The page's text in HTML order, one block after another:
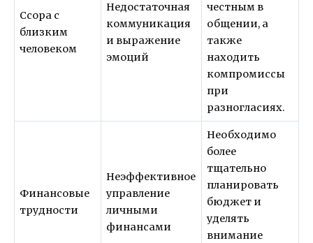
Ссора с
близким
человеком
Недостаточная
коммуникация
и выражение
эмоций
честным в
общении, а
также
находить
компромиссы
при
разногласиях.
Финансовые
трудности
Неэффективное
управление
личными
финансами
Необходимо
более
тщательно
планировать
бюджет и
уделять
внимание